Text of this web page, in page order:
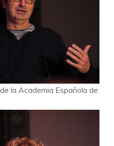
la Academia Española de